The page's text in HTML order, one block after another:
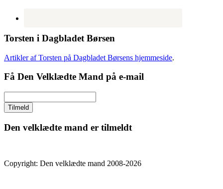
Torsten i Dagbladet Børsen
Artikler af Torsten på Dagbladet Børsens hjemmeside.
Få Den Velklædte Mand på e-mail
Den velklædte mand er tilmeldt
Copyright: Den velklædte mand 2008-2026